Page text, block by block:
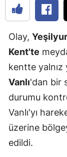
Olay,
Kent'te
kentte yalnız
Vanlı'dan bir
durumu
Vanlı'yı
üzerine
edildi.